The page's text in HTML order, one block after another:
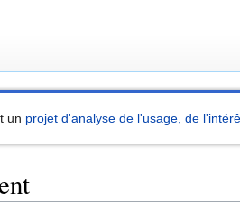
un projet d'analyse de l'usage, de